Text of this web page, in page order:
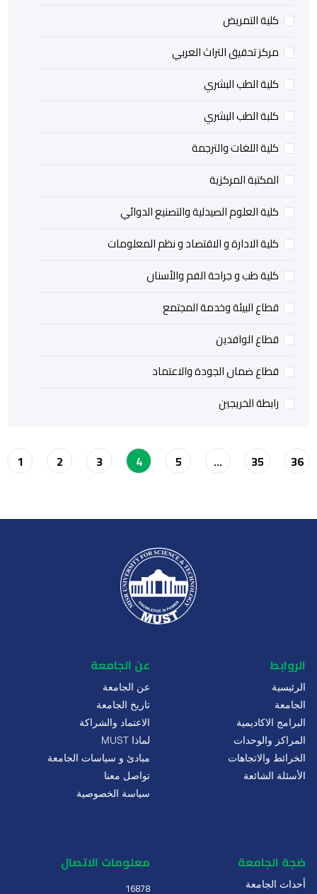
التمريض
تحقيق التراث العربي
الطب البشري
الطب البشري
اللغات والترجمة
المركزية
العلوم الصيدلية والتصنيع الدوائي
الادارة و الاقتصاد و نظم المعلومات
طب و جراحة الفم والأسنان
البيئة وخدمة المجتمع
الوافدين
ضمان الجودة والاعتماد
الخريجين
1 2 3 4 5 … 35
والوحدات
والاتجاهات
الشائعة
عن الجامعة
عن الجامعة
تاريخ الجامعة
الاعتماد والشراكة
مبادئ و سياسات الجامعة
تواصل معنا
سياسة الخصوصية
معلومات الاتصال